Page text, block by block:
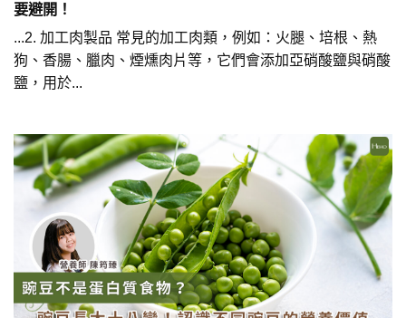
要避開！
...2. 加工肉製品 常見的加工肉類，例如：火腿、培根、熱
狗、香腸、臘肉、煙燻肉片等，它們會添加亞硝酸鹽與硝酸
鹽，用於...